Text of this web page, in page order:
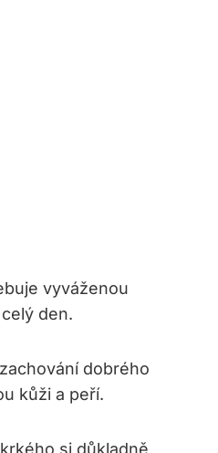
vyváženou
den.
dobrého
kůži a peří.
si důkladně